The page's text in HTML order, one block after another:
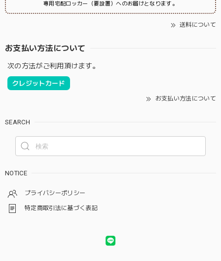
専用宅配ロッカー（要設置）へのお届けとなります。
送料について
お支払い方法について
次の方法がご利用頂けます。
クレジットカード
お支払い方法について
SEARCH
NOTICE
プライバシーポリシー
特定商取引法に基づく表記